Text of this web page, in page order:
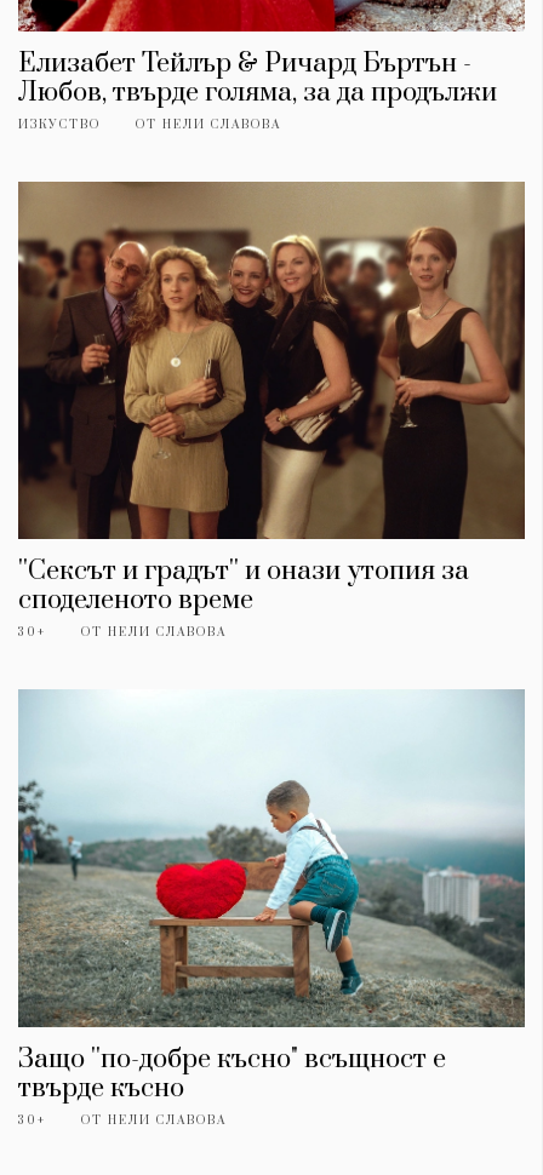
Елизабет Тейлър & Ричард Бъртън -
Любов, твърде голяма, за да продължи
ИЗКУСТВО ОТ НЕЛИ СЛАВОВА
''Сексът и градът'' и онази утопия за
споделеното време
30+ ОТ НЕЛИ СЛАВОВА
Защо ''по-добре късно" всъщност е
твърде късно
30+ ОТ НЕЛИ СЛАВОВА